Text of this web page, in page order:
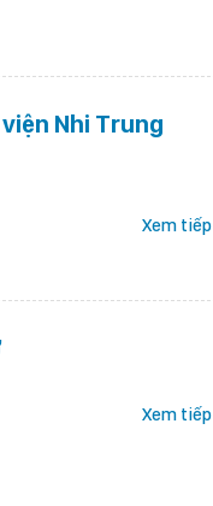
Nhi Trung
Xem tiếp
Xem tiếp